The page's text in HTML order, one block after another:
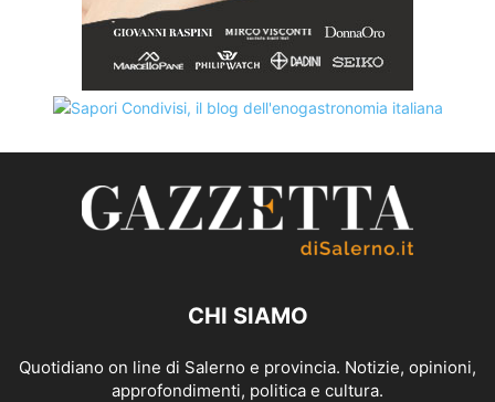
CHI SIAMO
Quotidiano on line di Salerno e provincia. Notizie, opinioni,
approfondimenti, politica e cultura.